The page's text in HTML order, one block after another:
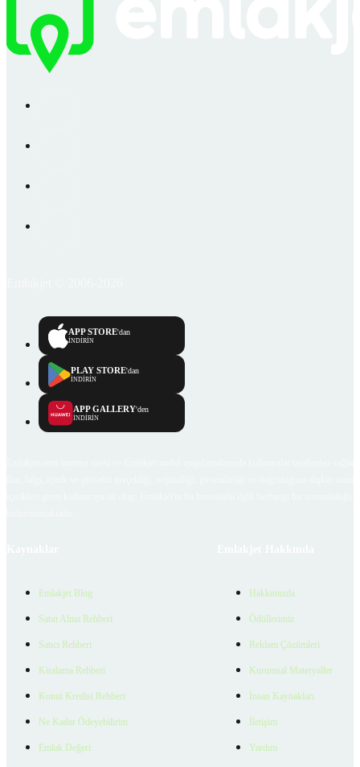
APP STORE'dan
İNDİRİN
PLAY STORE'dan
İNDİRİN
APP GALLERY'den
İNDİRİN
Emlakjet Blog
Satın Alma Rehberi
Satıcı Rehberi
Kiralama Rehberi
Konut Kredisi Rehberi
Ne Kadar Ödeyebilirim
Emlak Değeri
Hakkımızda
Ödüllerimiz
Reklam Çözümleri
Kurumsal Materyaller
İnsan Kaynakları
İletişim
Yardım